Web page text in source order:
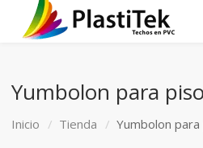
Yumbolon para
Inicio Tienda Yumbolon